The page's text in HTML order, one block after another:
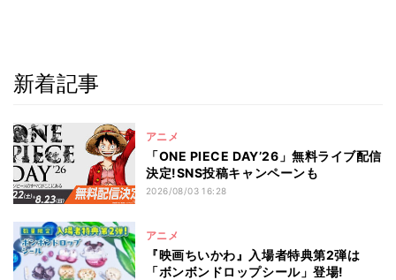
新着記事
アニメ
「ONE PIECE DAY’26」無料ライブ配信
決定!SNS投稿キャンペーンも
2026/08/03 16:28
アニメ
『映画ちいかわ』入場者特典第2弾は
「ボンボンドロップシール」登場!